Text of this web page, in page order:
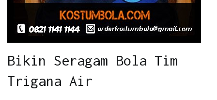
Bikin Seragam Bola Tim
Trigana Air